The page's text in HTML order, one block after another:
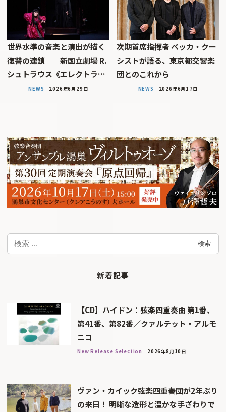
世界水準の音楽と演出が描く
復讐の連鎖──新国立劇場 R.
シュトラウス《エレクトラ…
NEWS 2026年6月29日
次期首席指揮者 ペッカ・クー
シストが語る、東京都交響楽
団とのこれから
NEWS 2026年6月17日
検
検索
新着記事
【CD】ハイドン：弦楽四重奏曲 第1番、
第41番、第82番／クァルテット・アルモ
ニコ
New Release Selection 2026年8月10日
ヴァン・カイック弦楽四重奏団が2年ぶり
の来日！ 明晰な造形と温かな手ざわりで